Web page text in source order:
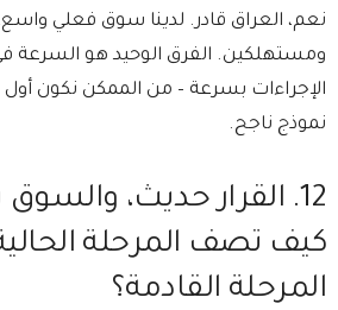
⁠نعم، العراق قادر. لدينا سوق فعلي
ومستهلكين. ⁠الفرق الوحيد هو السرعة
الإجراءات بسرعة – من الممكن نكون
نموذج ناجح.
12.⁠ ⁠القرار حديث،
كيف تصف المرحلة
المرحلة القادمة؟